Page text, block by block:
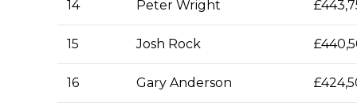
14 Peter Wright
15 Josh Rock
16 Gary Anderson